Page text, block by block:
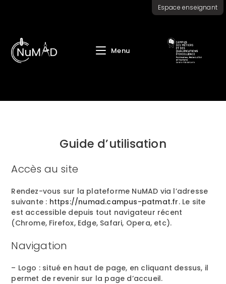
Menu
Espace enseignant
Guide d’utilisation
Accès au site
Rendez-vous sur la plateforme NuMAD via l’adresse
suivante : https://numad.campus-patmat.fr. Le site
est accessible depuis tout navigateur récent
(Chrome, Firefox, Edge, Safari, Opera, etc).
Navigation
– Logo : situé en haut de page, en cliquant dessus, il
permet de revenir sur la page d’accueil.